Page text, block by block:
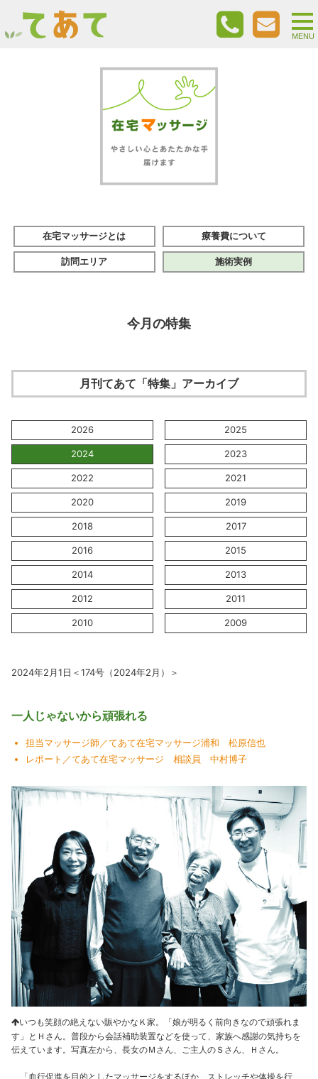
在宅マッサージとは 療養費について
訪問エリア 施術実例
今月の特集
月刊てあて「特集」アーカイブ
2026 2025
2024 2023
2022 2021
2020 2019
2018 2017
2016 2015
2014 2013
2012 2011
2010 2009
2024年2月1日＜174号（2024年2月）＞
一人じゃないから頑張れる
担当マッサージ師／てあて在宅マッサージ浦和 松原信也
レポート／てあて在宅マッサージ 相談員 中村博子
いつも笑顔の絶えない賑やかなＫ家。「娘が明るく前向きなので頑張れま
す」とＨさん。普段から会話補助装置などを使って、家族へ感謝の気持ちを
伝えています。写真左から、長女のＭさん、ご主人のＳさん、Ｈさん。
「血行促進を目的としたマッサージをするほか、ストレッチや体操を行
MENU